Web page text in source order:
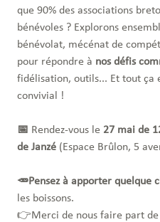
que 90% des associations
bénévoles ? Explorons
bénévolat, mécénat de
pour répondre à nos défis
fidélisation, outils... Et tout ça
convivial !
📅 Rendez-vous le 27 mai de
de Janzé (Espace Brûlon, 5
🥕Pensez à apporter quelque
les boissons.
👉Merci de nous faire part